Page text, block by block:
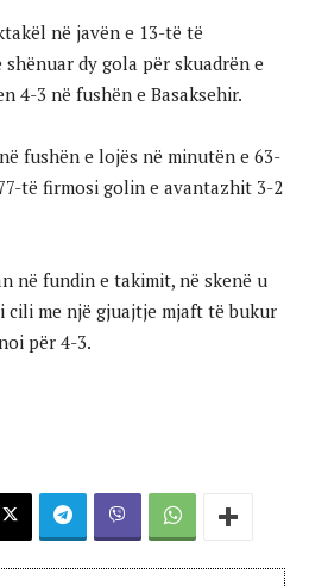
në javën e 13-të të
dy gola për skuadrën e
4-3 në fushën e Basaksehir.
fushën e lojës në minutën e 63-
të firmosi golin e avantazhit 3-2
në fundin e takimit, në skenë u
cili me një gjuajtje mjaft të bukur
për 4-3.